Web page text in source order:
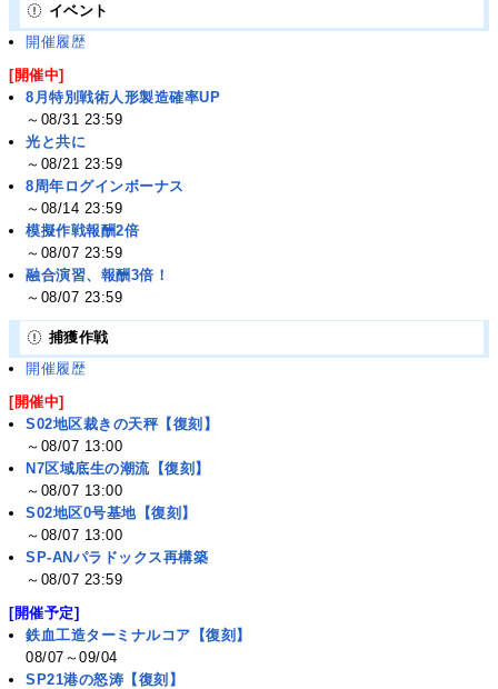
イベント
開催履歴
[開催中]
8月特別戦術人形製造確率UP
～08/31 23:59
光と共に
～08/21 23:59
8周年ログインボーナス
～08/14 23:59
模擬作戦報酬2倍
～08/07 23:59
融合演習、報酬3倍！
～08/07 23:59
捕獲作戦
開催履歴
[開催中]
S02地区裁きの天秤【復刻】
～08/07 13:00
N7区域底生の潮流【復刻】
～08/07 13:00
S02地区0号基地【復刻】
～08/07 13:00
SP-ANパラドックス再構築
～08/07 23:59
[開催予定]
鉄血工造ターミナルコア【復刻】
08/07～09/04
SP21港の怒涛【復刻】